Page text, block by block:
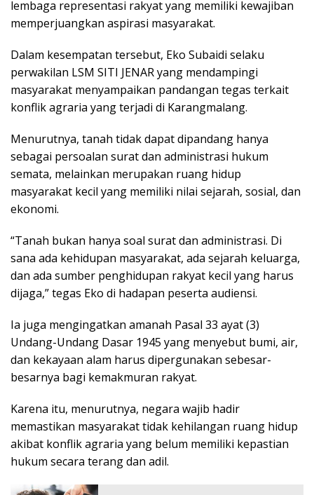
lembaga representasi rakyat yang memiliki kewajiban
memperjuangkan aspirasi masyarakat.
Dalam kesempatan tersebut, Eko Subaidi selaku
perwakilan LSM SITI JENAR yang mendampingi
masyarakat menyampaikan pandangan tegas terkait
konflik agraria yang terjadi di Karangmalang.
Menurutnya, tanah tidak dapat dipandang hanya
sebagai persoalan surat dan administrasi hukum
semata, melainkan merupakan ruang hidup
masyarakat kecil yang memiliki nilai sejarah, sosial, dan
ekonomi.
“Tanah bukan hanya soal surat dan administrasi. Di
sana ada kehidupan masyarakat, ada sejarah keluarga,
dan ada sumber penghidupan rakyat kecil yang harus
dijaga,” tegas Eko di hadapan peserta audiensi.
Ia juga mengingatkan amanah Pasal 33 ayat (3)
Undang-Undang Dasar 1945 yang menyebut bumi, air,
dan kekayaan alam harus dipergunakan sebesar-
besarnya bagi kemakmuran rakyat.
Karena itu, menurutnya, negara wajib hadir
memastikan masyarakat tidak kehilangan ruang hidup
akibat konflik agraria yang belum memiliki kepastian
hukum secara terang dan adil.